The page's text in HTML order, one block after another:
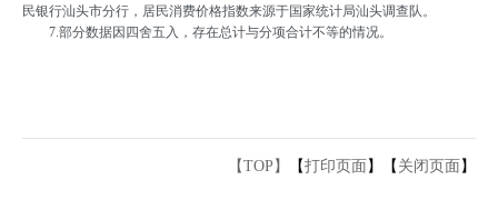
民银行汕头市分行，居民消费价格指数来源于国家统计局汕头调查队。
7.部分数据因四舍五入，存在总计与分项合计不等的情况。
【TOP】 【打印页面 】【 关闭页面 】